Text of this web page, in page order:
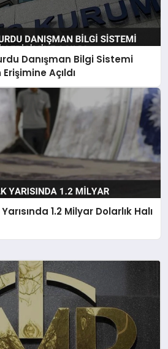
Danışman Bilgi Sistemi
Açıldı
1.2 Milyar Dolarlık Halı